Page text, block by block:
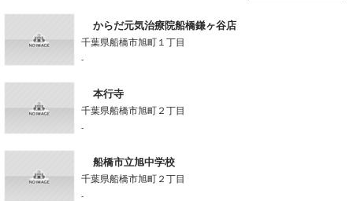
からだ元気治療院船橋鎌ヶ谷店
千葉県船橋市旭町１丁目
-
本行寺
千葉県船橋市旭町２丁目
-
船橋市立旭中学校
千葉県船橋市旭町２丁目
-